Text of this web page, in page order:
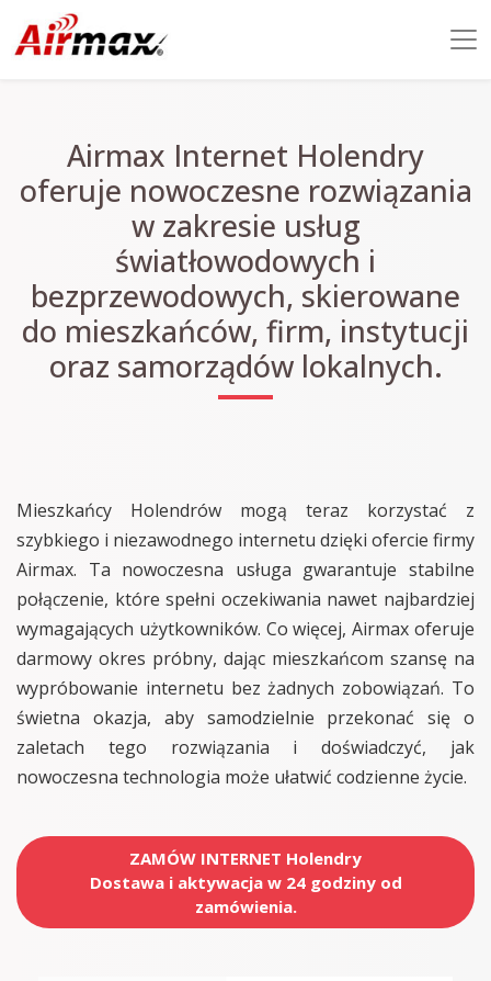
Airmax Internet Holendry
oferuje nowoczesne rozwiązania
w zakresie usług
światłowodowych i
bezprzewodowych, skierowane
do mieszkańców, firm, instytucji
oraz samorządów lokalnych.
Mieszkańcy Holendrów mogą teraz korzystać z
szybkiego i niezawodnego internetu dzięki ofercie firmy
Airmax. Ta nowoczesna usługa gwarantuje stabilne
połączenie, które spełni oczekiwania nawet najbardziej
wymagających użytkowników. Co więcej, Airmax oferuje
darmowy okres próbny, dając mieszkańcom szansę na
wypróbowanie internetu bez żadnych zobowiązań. To
świetna okazja, aby samodzielnie przekonać się o
zaletach tego rozwiązania i doświadczyć, jak
nowoczesna technologia może ułatwić codzienne życie.
ZAMÓW INTERNET Holendry
Dostawa i aktywacja w 24 godziny od
zamówienia.